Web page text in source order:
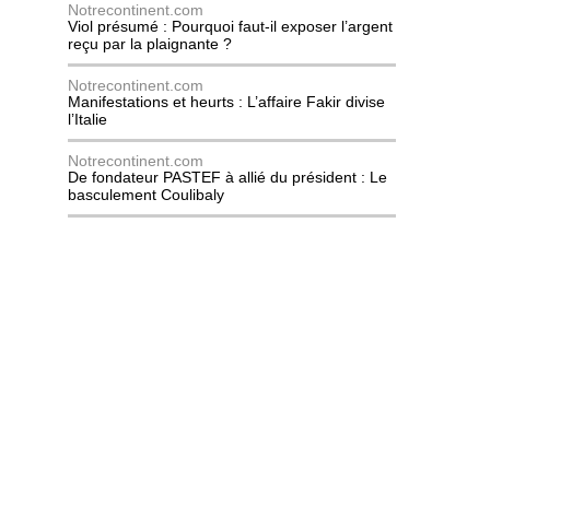
Notrecontinent.com
Viol présumé : Pourquoi faut-il exposer l’argent
reçu par la plaignante ?
Notrecontinent.com
Manifestations et heurts : L’affaire Fakir divise
l’Italie
Notrecontinent.com
De fondateur PASTEF à allié du président : Le
basculement Coulibaly